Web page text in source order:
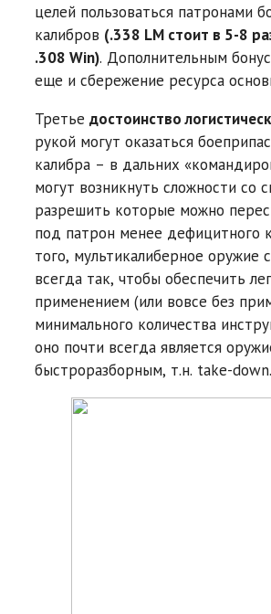
целей пользоваться патронами
калибров (.338 LM стоит в 5-8
.308 Win). Дополнительным
еще и сбережение ресурса
Третье достоинство
рукой могут оказаться
калибра – в дальних
могут возникнуть сложности со
разрешить которые можно
под патрон менее дефицитного
того, мультикалиберное оружие
всегда так, чтобы обеспечить
применением (или вовсе без
минимального количества
оно почти всегда является
быстроразборным, т.н. take-down.